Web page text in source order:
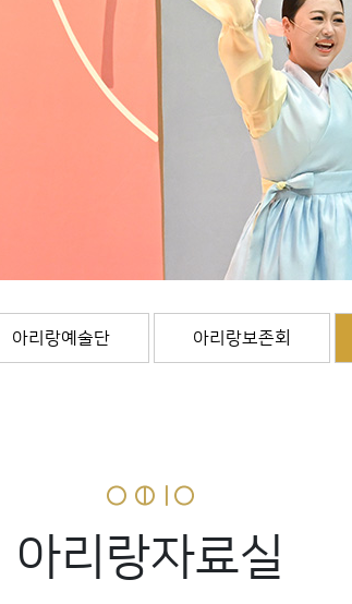
아리랑예술단 아리랑보존회
아리랑자료실